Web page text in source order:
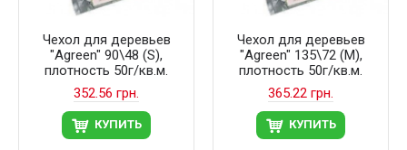
Чехол для деревьев
"Agreen" 90\48 (S),
плотность 50г/кв.м.
352.56 грн.
КУПИТЬ
Чехол для деревьев
"Agreen" 135\72 (М),
плотность 50г/кв.м.
365.22 грн.
КУПИТЬ